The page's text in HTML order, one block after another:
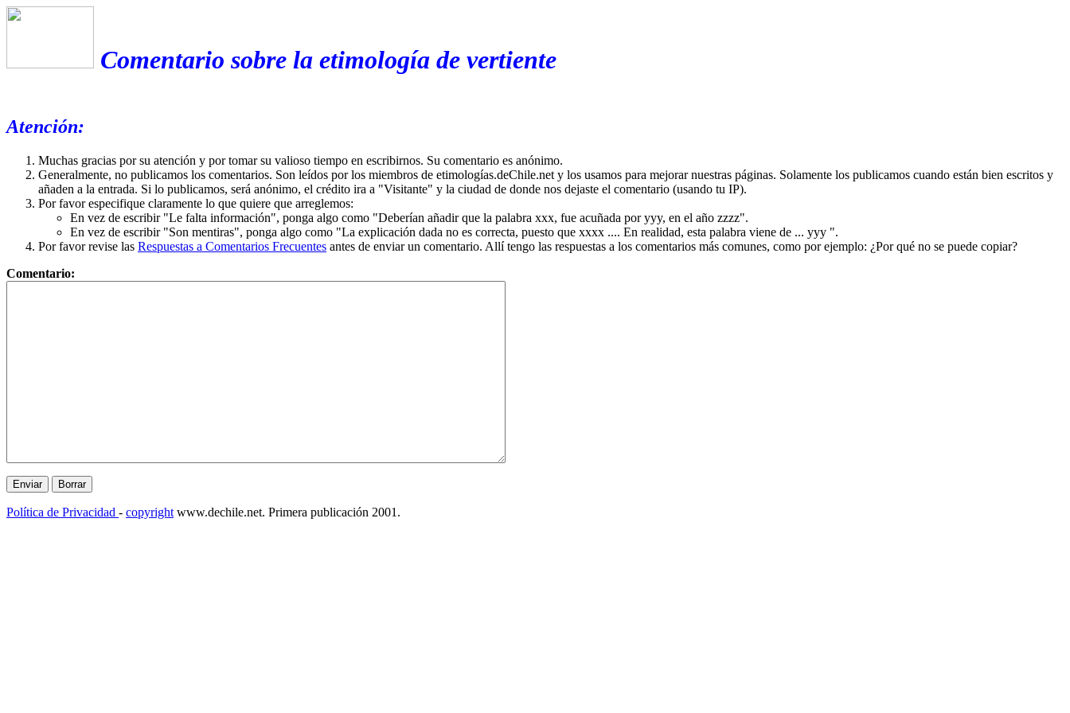
Comentario sobre la etimología de vertiente
Atención:
Muchas gracias por su atención y por tomar su valioso tiempo en escribirnos. Su comentario es anónimo.
Generalmente, no publicamos los comentarios. Son leídos por los miembros de etimologías.deChile.net y los usamos para mejorar nuestras páginas. Solamente los publicamos cuando están bien escritos y
añaden a la entrada. Si lo publicamos, será anónimo, el crédito ira a "Visitante" y la ciudad de donde nos dejaste el comentario (usando tu IP).
Por favor especifique claramente lo que quiere que arreglemos:
En vez de escribir "Le falta información", ponga algo como "Deberían añadir que la palabra xxx, fue acuñada por yyy, en el año zzzz".
En vez de escribir "Son mentiras", ponga algo como "La explicación dada no es correcta, puesto que xxxx .... En realidad, esta palabra viene de ... yyy ".
Por favor revise las Respuestas a Comentarios Frecuentes antes de enviar un comentario. Allí tengo las respuestas a los comentarios más comunes, como por ejemplo: ¿Por qué no se puede copiar?
Comentario:
Política de Privacidad - copyright www.dechile.net. Primera publicación 2001.